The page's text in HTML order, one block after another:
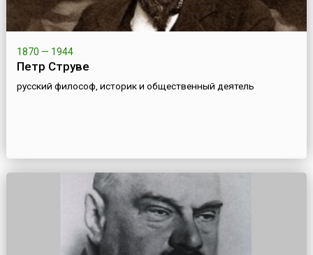
1870 — 1944
Петр Струве
русский философ, историк и общественный деятель